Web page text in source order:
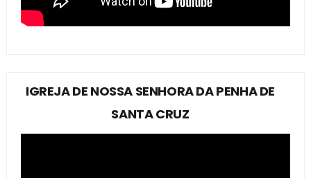
IGREJA DE NOSSA SENHORA DA PENHA DE
SANTA CRUZ